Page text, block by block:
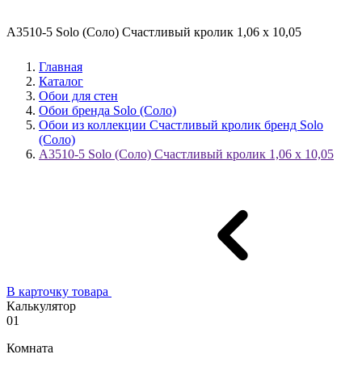
A3510-5 Solo (Соло) Счастливый кролик 1,06 х 10,05
Главная
Каталог
Обои для стен
Обои бренда Solo (Соло)
Обои из коллекции Счастливый кролик бренд Solo
(Соло)
A3510-5 Solo (Соло) Счастливый кролик 1,06 х 10,05
В карточку товара
Калькулятор
01
Комната